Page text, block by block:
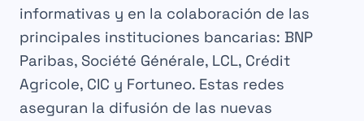
informativas y en la colaboración de las
principales instituciones bancarias: BNP
Paribas, Société Générale, LCL, Crédit
Agricole, CIC y Fortuneo. Estas redes
aseguran la difusión de las nuevas